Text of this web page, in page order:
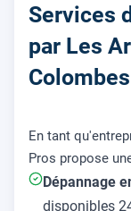
Services
par Les
Colombes
En tant
Pros propose
Dépannage
disponibles